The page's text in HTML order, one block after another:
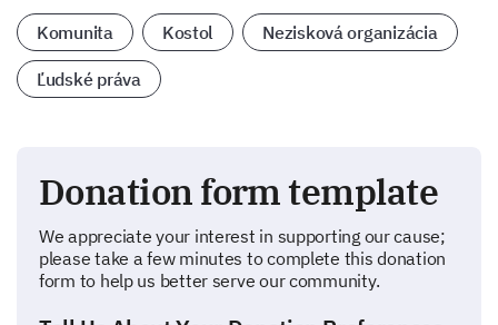
Komunita Kostol Nezisková organizácia
Ľudské práva
Donation form template
We appreciate your interest in supporting our cause;
please take a few minutes to complete this donation
form to help us better serve our community.